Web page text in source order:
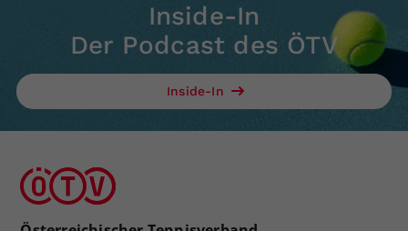
Inside-In
Der Podcast des ÖTV
Inside-In